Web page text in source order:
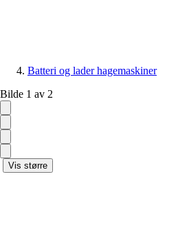
Batteri og lader hagemaskiner
Bilde 1 av 2
Vis større